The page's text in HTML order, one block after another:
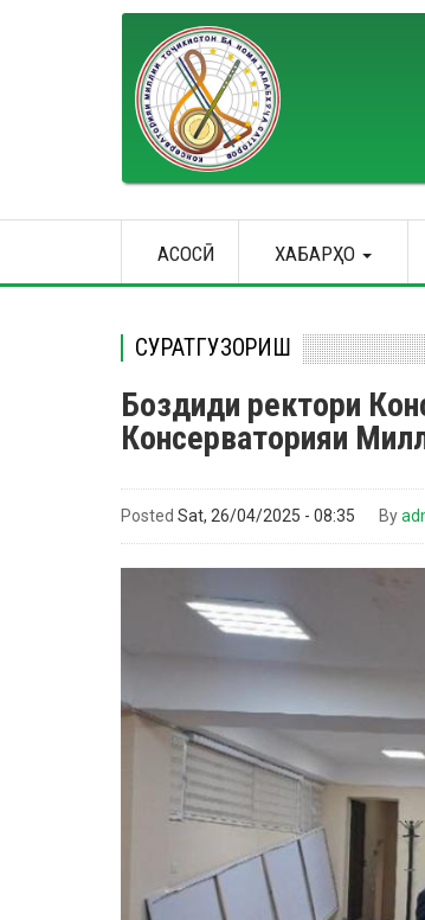
navigation
АСОСӢ ХАБАРҲО
СУРАТГУЗОРИШ
Боздиди ректори
Консерваторияи
Posted Sat, 26/04/2025 - 08:35 By